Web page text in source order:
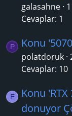
galasahne
Cevaplar: 1
P Konu
polatdoruk
Cevaplar: 10
E
Konu
donuyor